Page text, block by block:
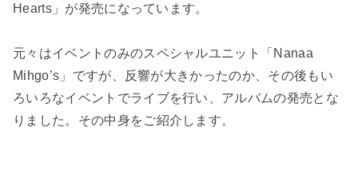
Hearts」が発売になっています。
元々はイベントのみのスペシャルユニット「Nanaa
Mihgo’s」ですが、反響が大きかったのか、その後もい
ろいろなイベントでライブを行い、アルバムの発売とな
りました。その中身をご紹介します。